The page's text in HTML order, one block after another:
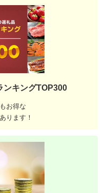
ンキングTOP300
お得な
ります！